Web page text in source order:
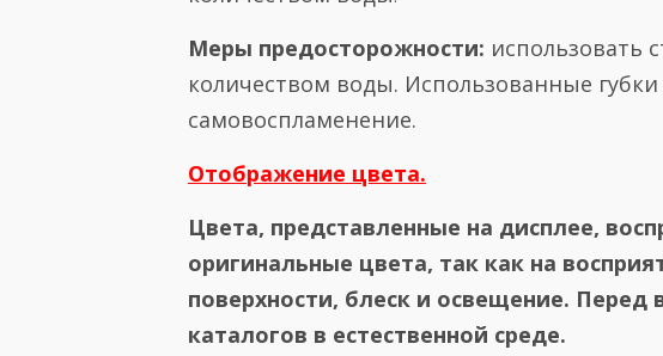
Меры предосторожности: использовать
количеством воды. Использованные
самовоспламенение.
Отображение цвета.
Цвета, представленные на дисплее,
оригинальные цвета, так как на
поверхности, блеск и освещение.
каталогов в естественной среде.